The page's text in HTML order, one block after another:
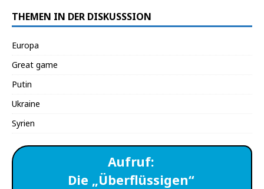
THEMEN IN DER DISKUSSSION
Europa
Great game
Putin
Ukraine
Syrien
Aufruf:
Die „Überflüssigen“